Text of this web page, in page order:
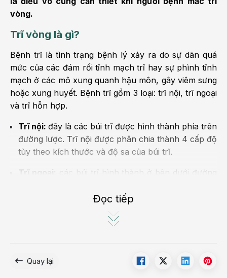
vòng.
Trĩ vòng là gì?
Bệnh trĩ là tình trạng bệnh lý xảy ra do sự dãn quá
mức của các đám rối tĩnh mạch trĩ hay sự phình tĩnh
mạch ở các mô xung quanh hậu môn, gây viêm sưng
hoặc xung huyết. Bệnh trĩ gồm 3 loại: trĩ nội, trĩ ngoại
và trĩ hỗn hợp.
Trĩ nội: đây là các búi trĩ được hình thành phía trên
đường lược. Trĩ nội được phân chia thành 4 cấp độ
tùy theo kích thước và độ sa của búi trĩ.
Trĩ ngoại:
các búi trĩ hình thành ở bên dưới đường
lớp da quanh hậu môn.
là sự hình thành và hợp nhất giữa búi
Đọc tiếp
Quay lại